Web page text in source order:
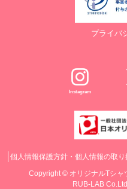
プライバ
Instagram
個人情報保護方針・個人情報の取り
Copyright © オリジナルTシャ
RUB-LAB